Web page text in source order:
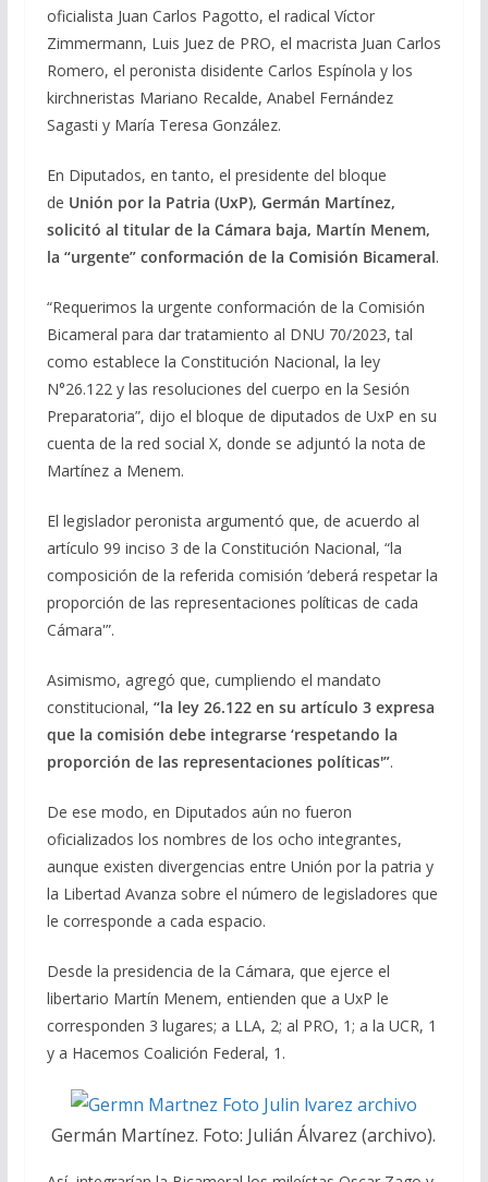
oficialista Juan Carlos Pagotto, el radical Víctor
Zimmermann, Luis Juez de PRO, el macrista Juan Carlos
Romero, el peronista disidente Carlos Espínola y los
kirchneristas Mariano Recalde, Anabel Fernández
Sagasti y María Teresa González.
En Diputados, en tanto, el presidente del bloque
de Unión por la Patria (UxP), Germán Martínez,
solicitó al titular de la Cámara baja, Martín Menem,
la “urgente” conformación de la Comisión Bicameral.
“Requerimos la urgente conformación de la Comisión
Bicameral para dar tratamiento al DNU 70/2023, tal
como establece la Constitución Nacional, la ley
N°26.122 y las resoluciones del cuerpo en la Sesión
Preparatoria”, dijo el bloque de diputados de UxP en su
cuenta de la red social X, donde se adjuntó la nota de
Martínez a Menem.
El legislador peronista argumentó que, de acuerdo al
artículo 99 inciso 3 de la Constitución Nacional, “la
composición de la referida comisión ‘deberá respetar la
proporción de las representaciones políticas de cada
Cámara'”.
Asimismo, agregó que, cumpliendo el mandato
constitucional, “la ley 26.122 en su artículo 3 expresa
que la comisión debe integrarse ‘respetando la
proporción de las representaciones políticas'”.
De ese modo, en Diputados aún no fueron
oficializados los nombres de los ocho integrantes,
aunque existen divergencias entre Unión por la patria y
la Libertad Avanza sobre el número de legisladores que
le corresponde a cada espacio.
Desde la presidencia de la Cámara, que ejerce el
libertario Martín Menem, entienden que a UxP le
corresponden 3 lugares; a LLA, 2; al PRO, 1; a la UCR, 1
y a Hacemos Coalición Federal, 1.
Germán Martínez. Foto: Julián Álvarez (archivo).